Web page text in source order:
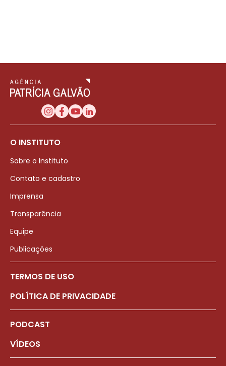
O INSTITUTO
Sobre o Instituto
Contato e cadastro
Imprensa
Transparência
Equipe
Publicações
TERMOS DE USO
POLÍTICA DE PRIVACIDADE
PODCAST
VÍDEOS